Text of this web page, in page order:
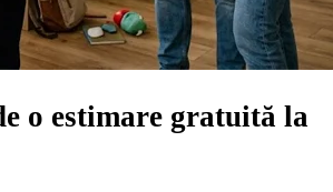
o estimare gratuită la